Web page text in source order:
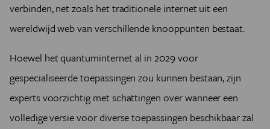
verbinden, net zoals het traditionele internet uit een
wereldwijd web van verschillende knooppunten bestaat.
Hoewel het quantuminternet al in 2029 voor
gespecialiseerde toepassingen zou kunnen bestaan, zijn
experts voorzichtig met schattingen over wanneer een
volledige versie voor diverse toepassingen beschikbaar zal